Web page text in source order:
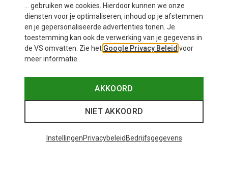
... gebruiken we cookies. Hierdoor kunnen we onze
diensten voor je optimaliseren, inhoud op je afstemmen
en je gepersonaliseerde advertenties tonen. Je
toestemming kan ook de verwerking van je gegevens in
de VS omvatten. Zie het Google Privacy Beleid voor
meer informatie.
AKKOORD
NIET AKKOORD
InstellingenPrivacybeleid Bedrijfsgegevens